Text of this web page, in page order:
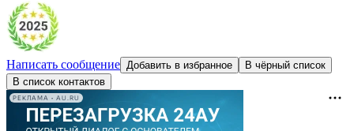
Написать сообщение Добавить в избранное
В чёрный список
В список контактов
РЕКЛАМА • AU.RU